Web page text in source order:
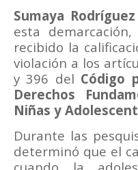
Sumaya
esta
recibido la
violación a los
y 396 del Código
Derechos
Niñas y
Durante las
determinó que el